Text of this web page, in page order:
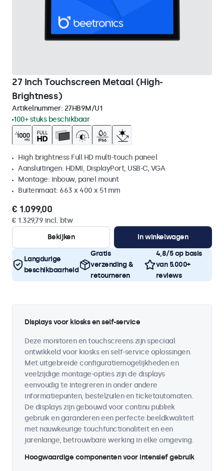
27 Inch Touchscreen Metaal (High-
Brightness)
Artikelnummer: 27HB9M/U1
100+ stuks beschikbaar
High brightness Full HD multi-touch paneel
Aansluitingen: HDMI, DisplayPort, USB-C, VGA
Montage: inbouw, panel mount
Buitenmaat: 663 x 400 x 51 mm
€ 1.099,00
€ 1.329,79 incl. btw
Bekijken
In winkelwagen
Langdurige
beschikbaarheid
Gratis
verzending &
retourneren
4,8/5 op basis
van 5.000+
reviews
Displays voor kiosks en self-service
Deze monitoren en touchscreens zijn speciaal
ontwikkeld voor kiosks en self-service oplossingen.
Met uitgebreide configuratiemogelijkheden en
veelzijdige montage-opties zijn de displays
eenvoudig te integreren in onder andere
informatiepunten, bestelzuilen en ticketautomaten.
De displays zijn gebouwd voor continu publiek
gebruik en garanderen een perfecte beeldkwaliteit
met nauwkeurige touchfunctionaliteit en een
jarenlange, betrouwbare werking in elke omgeving.
Hoogwaardige componenten voor intensief gebruik